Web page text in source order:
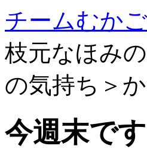
チームむかご
枝元なほみ
の気持ち＞
今週末で